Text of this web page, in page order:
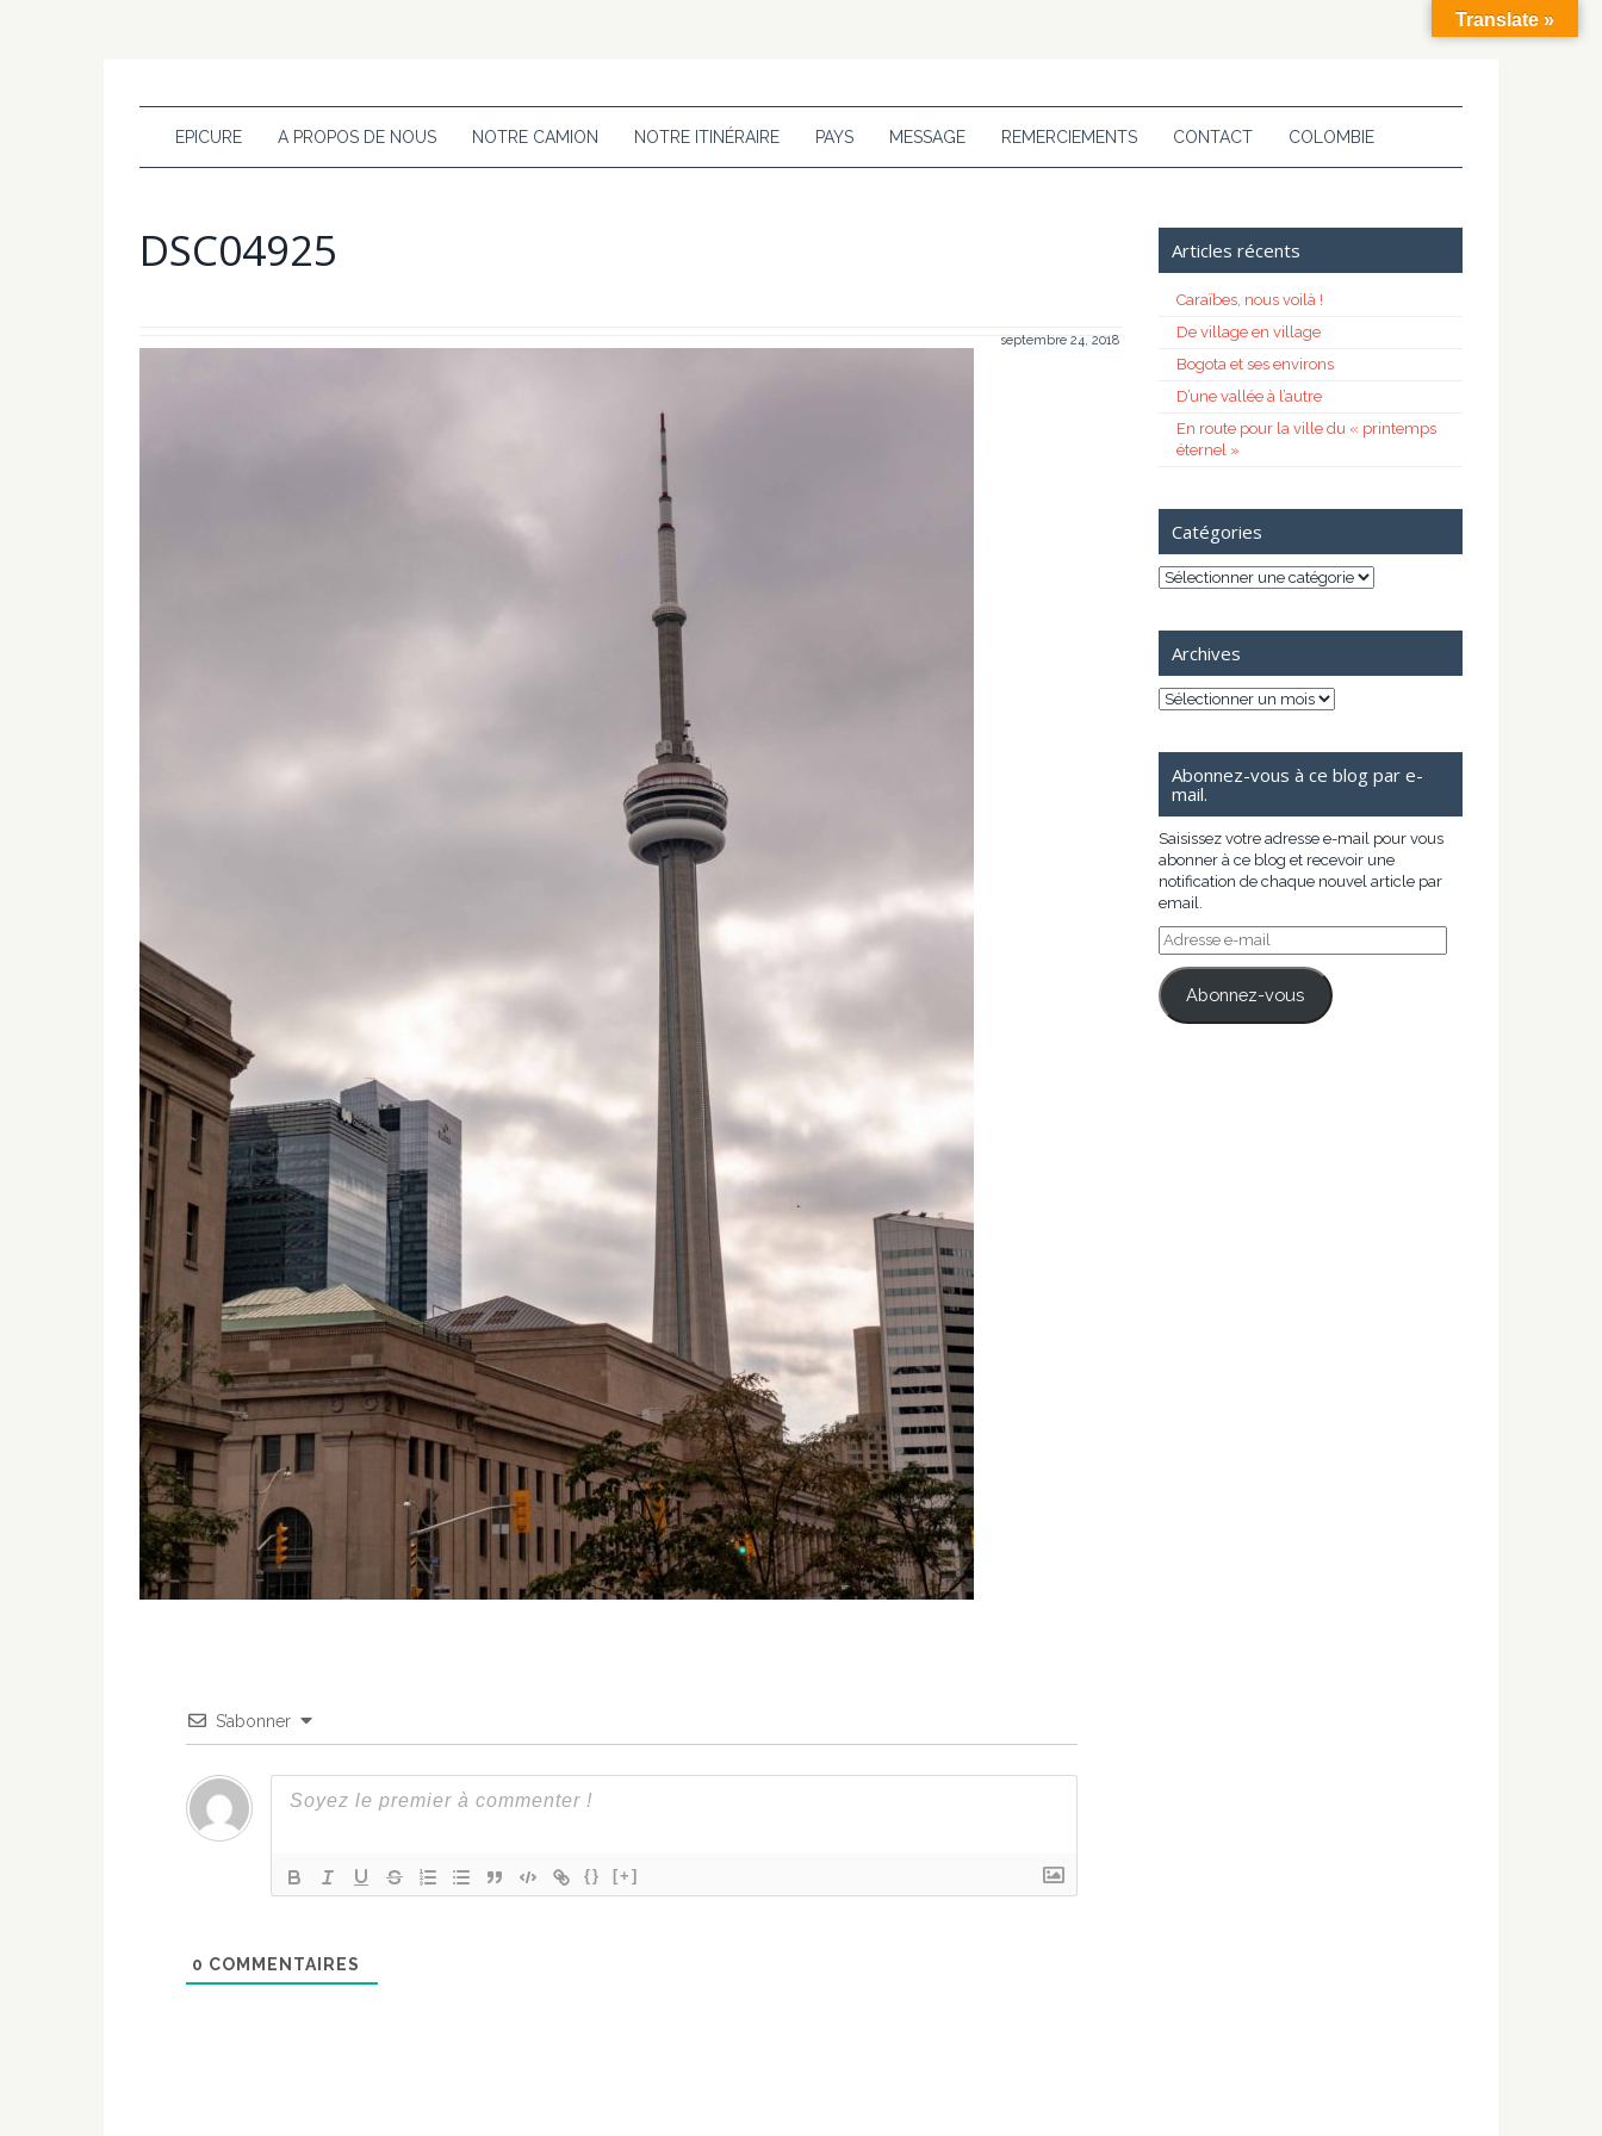
EPICURE A PROPOS DE NOUS NOTRE CAMION NOTRE ITINÉRAIRE PAYS MESSAGE REMERCIEMENTS CONTACT COLOMBIE
DSC04925
septembre 24, 2018
S’abonner
{} [+]
0 COMMENTAIRES
Articles récents
Caraïbes, nous voilà !
De village en village
Bogota et ses environs
D’une vallée à l’autre
En route pour la ville du « printemps
éternel »
Catégories
Catégories
Archives
Archives
Abonnez-vous à ce blog par e-
mail.
Saisissez votre adresse e-mail pour vous
abonner à ce blog et recevoir une
notification de chaque nouvel article par
email.
Adresse
e-
mail
Abonnez-vous
Translate »